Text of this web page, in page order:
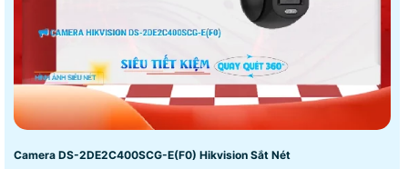
Camera DS-2DE2C400SCG-E(F0) Hikvision Sắt Nét